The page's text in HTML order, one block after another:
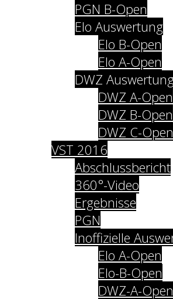
PGN B-Open
Elo Auswertung
Elo B-Open
Elo A-Open
DWZ
DWZ A-Open
DWZ B-Open
DWZ C-Open
VST 2016
Abschlussbericht
360°-Video
Ergebnisse
PGN
Inoffizielle
Elo A-Open
Elo-B-Open
DWZ-A-Open